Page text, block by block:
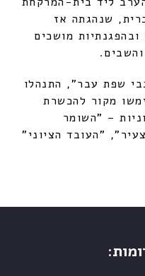
שנהגתה אז
מושכים
שפת עבר", התנהלו
מקור להכשרת
– "השומר
"העובד הציוני"